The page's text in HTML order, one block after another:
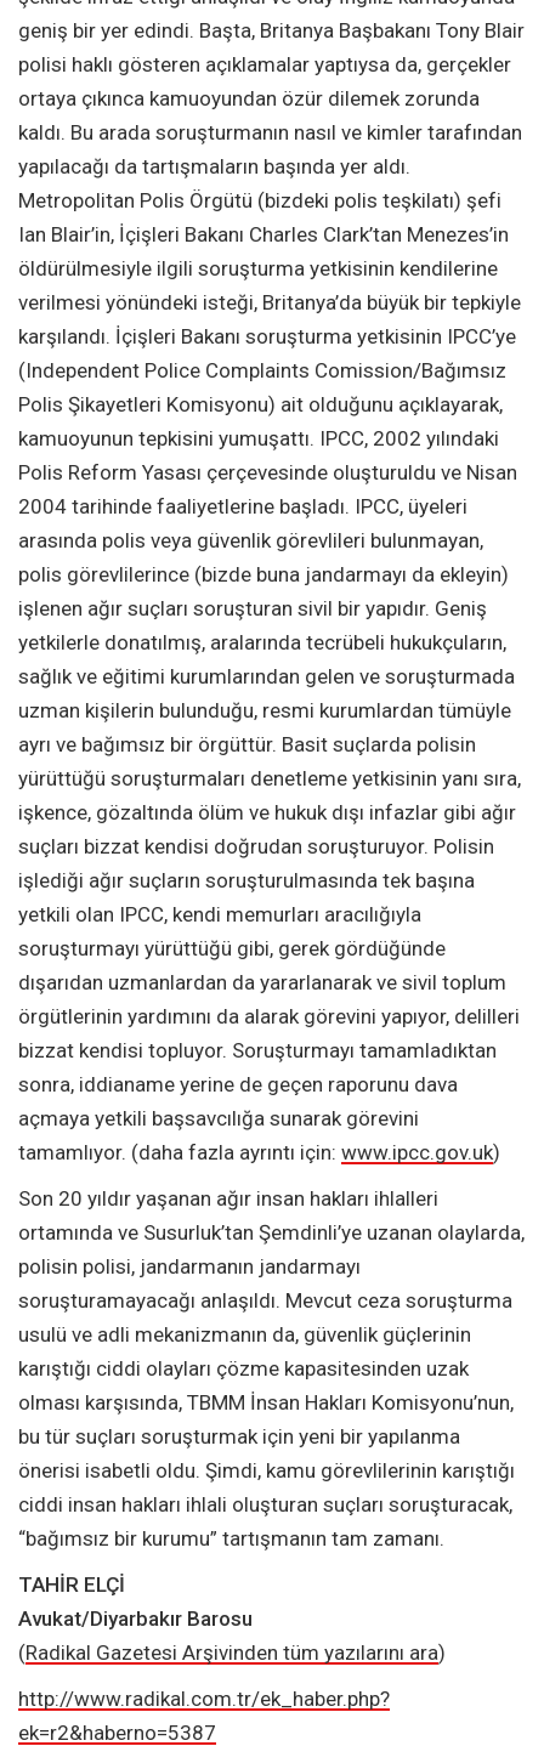
geniş bir yer edindi. Başta, Britanya Başbakanı Tony Blair
polisi haklı gösteren açıklamalar yaptıysa da, gerçekler
ortaya çıkınca kamuoyundan özür dilemek zorunda
kaldı. Bu arada soruşturmanın nasıl ve kimler tarafından
yapılacağı da tartışmaların başında yer aldı.
Metropolitan Polis Örgütü (bizdeki polis teşkilatı) şefi
Ian Blair’in, İçişleri Bakanı Charles Clark’tan Menezes’in
öldürülmesiyle ilgili soruşturma yetkisinin kendilerine
verilmesi yönündeki isteği, Britanya’da büyük bir tepkiyle
karşılandı. İçişleri Bakanı soruşturma yetkisinin IPCC’ye
(Independent Police Complaints Comission/Bağımsız
Polis Şikayetleri Komisyonu) ait olduğunu açıklayarak,
kamuoyunun tepkisini yumuşattı. IPCC, 2002 yılındaki
Polis Reform Yasası çerçevesinde oluşturuldu ve Nisan
2004 tarihinde faaliyetlerine başladı. IPCC, üyeleri
arasında polis veya güvenlik görevlileri bulunmayan,
polis görevlilerince (bizde buna jandarmayı da ekleyin)
işlenen ağır suçları soruşturan sivil bir yapıdır. Geniş
yetkilerle donatılmış, aralarında tecrübeli hukukçuların,
sağlık ve eğitimi kurumlarından gelen ve soruşturmada
uzman kişilerin bulunduğu, resmi kurumlardan tümüyle
ayrı ve bağımsız bir örgüttür. Basit suçlarda polisin
yürüttüğü soruşturmaları denetleme yetkisinin yanı sıra,
işkence, gözaltında ölüm ve hukuk dışı infazlar gibi ağır
suçları bizzat kendisi doğrudan soruşturuyor. Polisin
işlediği ağır suçların soruşturulmasında tek başına
yetkili olan IPCC, kendi memurları aracılığıyla
soruşturmayı yürüttüğü gibi, gerek gördüğünde
dışarıdan uzmanlardan da yararlanarak ve sivil toplum
örgütlerinin yardımını da alarak görevini yapıyor, delilleri
bizzat kendisi topluyor. Soruşturmayı tamamladıktan
sonra, iddianame yerine de geçen raporunu dava
açmaya yetkili başsavcılığa sunarak görevini
tamamlıyor. (daha fazla ayrıntı için: www.ipcc.gov.uk)
Son 20 yıldır yaşanan ağır insan hakları ihlalleri
ortamında ve Susurluk’tan Şemdinli’ye uzanan olaylarda,
polisin polisi, jandarmanın jandarmayı
soruşturamayacağı anlaşıldı. Mevcut ceza soruşturma
usulü ve adli mekanizmanın da, güvenlik güçlerinin
karıştığı ciddi olayları çözme kapasitesinden uzak
olması karşısında, TBMM İnsan Hakları Komisyonu’nun,
bu tür suçları soruşturmak için yeni bir yapılanma
önerisi isabetli oldu. Şimdi, kamu görevlilerinin karıştığı
ciddi insan hakları ihlali oluşturan suçları soruşturacak,
“bağımsız bir kurumu” tartışmanın tam zamanı.
TAHİR ELÇİ
Avukat/Diyarbakır Barosu
(Radikal Gazetesi Arşivinden tüm yazılarını ara)
http://www.radikal.com.tr/ek_haber.php?
ek=r2&haberno=5387